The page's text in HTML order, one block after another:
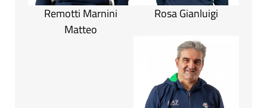
Remotti Marnini
Matteo
Rosa Gianluigi